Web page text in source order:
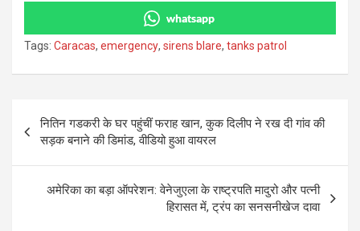
whatsapp
Tags: Caracas, emergency, sirens blare, tanks patrol
navigation
नितिन गडकरी के घर पहुंचीं फराह खान, कुक दिलीप ने रख दी गांव की
सड़क बनाने की डिमांड, वीडियो हुआ वायरल
अमेरिका का बड़ा ऑपरेशन: वेनेजुएला के राष्ट्रपति मादुरो और पत्नी
हिरासत में, ट्रंप का सनसनीखेज दावा